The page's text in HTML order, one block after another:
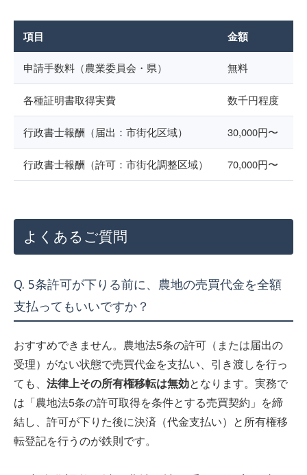
項目 金額
申請手数料（農業委員会・県） 無料
各種証明書取得実費 数千円程度
行政書士報酬（届出：市街化区域） 30,000円〜
行政書士報酬（許可：市街化調整区域） 70,000円〜
よくあるご質問
Q. 5条許可が下りる前に、農地の売買代金を全額
支払ってもいいですか？
おすすめできません。農地法5条の許可（または届出の
受理）がない状態で売買代金を支払い、引き渡しを行っ
ても、 法律上その所有権移転は無効となります。実務で
は「農地法5条の許可取得を条件とする売買契約」を締
結し、許可が下りた後に決済（代金支払い）と所有権移
転登記を行うのが鉄則です。